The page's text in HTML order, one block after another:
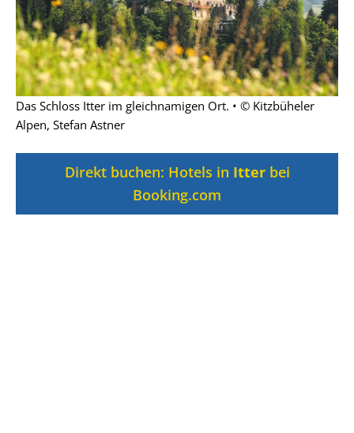
Das Schloss Itter im gleichnamigen Ort. • © Kitzbüheler
Alpen, Stefan Astner
Direkt buchen: Hotels in Itterbei
Booking.com